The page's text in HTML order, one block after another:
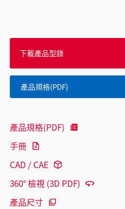
下載產品型錄
產品規格(PDF)
產品規格(PDF)
手冊
CAD / CAE
360° 檢視 (3D PDF)
產品尺寸